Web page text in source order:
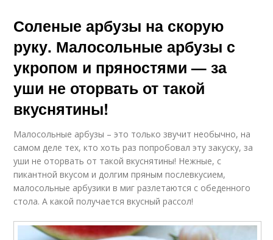
Соленые арбузы на скорую
руку. Малосольные арбузы с
укропом и пряностями — за
уши не оторвать от такой
вкуснятины!
Малосольные арбузы – это только звучит необычно, на
самом деле тех, кто хоть раз попробовал эту закуску, за
уши не оторвать от такой вкуснятины! Нежные, с
пикантной вкусом и долгим пряным послевкусием,
малосольные арбузики в миг разлетаются с обеденного
стола. А какой получается вкусный рассол!